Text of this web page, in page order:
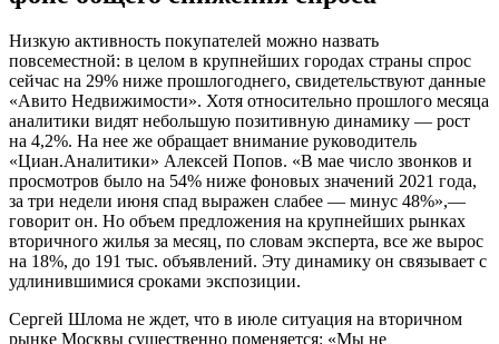
Низкую активность покупателей можно назвать
повсеместной: в целом в крупнейших городах страны спрос
сейчас на 29% ниже прошлогоднего, свидетельствуют данные
«Авито Недвижимости». Хотя относительно прошлого месяца
аналитики видят небольшую позитивную динамику — рост
на 4,2%. На нее же обращает внимание руководитель
«Циан.Аналитики» Алексей Попов. «В мае число звонков и
просмотров было на 54% ниже фоновых значений 2021 года,
за три недели июня спад выражен слабее — минус 48%»,—
говорит он. Но объем предложения на крупнейших рынках
вторичного жилья за месяц, по словам эксперта, все же вырос
на 18%, до 191 тыс. объявлений. Эту динамику он связывает с
удлинившимися сроками экспозиции.
Сергей Шлома не ждет, что в июле ситуация на вторичном
рынке Москвы существенно поменяется: «Мы не